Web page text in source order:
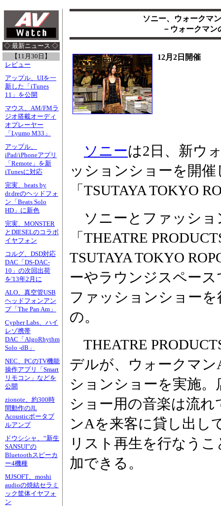
◇ 最新ニュース ◇
【11月30日】
レビュー
アップル、UIを一
新した「iTunes
11」を公開
マウス、AM/FMラ
ジオ搭載オーディ
オプレーヤー
「Lyumo M33」
アップル、
iPad/iPhoneアプリ
「Remote」を新
iTunesに対応
完実、beats by
dr.dreのヘッドフォ
ン「Beats Solo
HD」に新色
完実、MONSTER
とDIESELのコラボ
イヤフォン
コルグ、DSD対応
DAC「DS-DAC-
10」の次回出荷
を'13年2月に
ALO、真空管USB
ヘッドフォンアン
プ「The Pan Am」
Cypher Labs、ハイ
レゾ携帯
DAC「AlgoRhythm
Solo -dB」
NEC、PCのTV機能
操作アプリ「Smart
リモコン」などを
公開
zionote、約300時
間動作のJL
Acousticポータブ
ルアンプ
ドウシシャ、“新生
SANSUI”の
Bluetoothスピーカ
ー4機種
MJSOFT、moshi
audioの焼結セラミ
ック筐体イヤフォ
ン
ソニー、ウォークマ
－ウォークマ
12月2日開催
ソニーは2日、新ウ
ッションショーを開
「TSUTAYA TOKYO
ソニーとファッショ
「THEATRE
TSUTAYA TOKYO
ーやラウンジスペー
ファッションショー
の。
THEATRE
デルが、ウォークマ
ションショーを実施
ショー用の音楽は流
ンAを来客に貸し出し
リスト再生を行なう
加できる。